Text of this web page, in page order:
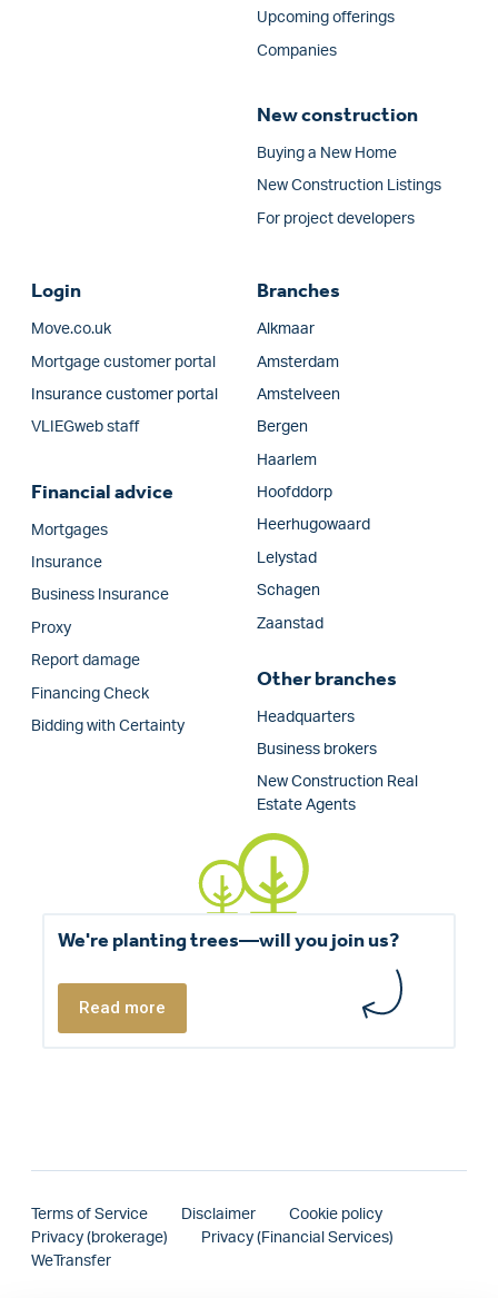
Upcoming offerings
Companies
New construction
Buying a New Home
New Construction Listings
For project developers
Login
Move.co.uk
Mortgage customer portal
Insurance customer portal
VLIEGweb staff
Financial advice
Mortgages
Insurance
Business Insurance
Proxy
Report damage
Financing Check
Bidding with Certainty
Branches
Alkmaar
Amsterdam
Amstelveen
Bergen
Haarlem
Hoofddorp
Heerhugowaard
Lelystad
Schagen
Zaanstad
Other branches
Headquarters
Business brokers
New Construction Real
Estate Agents
We're planting trees—will you join us?
Read more
Terms of Service Disclaimer
Cookie policy
Privacy (brokerage)
Privacy (Financial Services)
WeTransfer